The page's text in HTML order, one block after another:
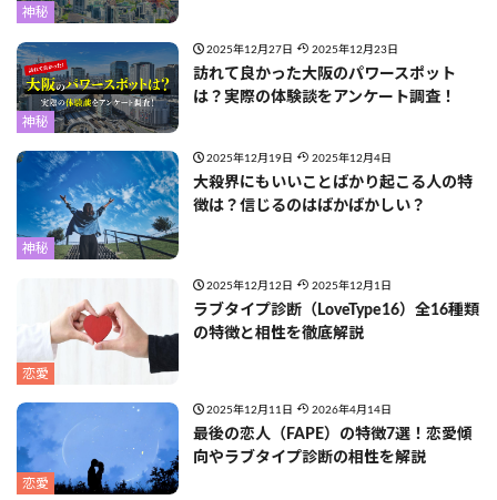
神秘
神秘
2025年12月27日 2025年12月23日
訪れて良かった大阪のパワースポット
は？実際の体験談をアンケート調査！
神秘
2025年12月19日 2025年12月4日
大殺界にもいいことばかり起こる人の特
徴は？信じるのはばかばかしい？
恋愛
2025年12月12日 2025年12月1日
ラブタイプ診断（LoveType16）全16種類
の特徴と相性を徹底解説
恋愛
2025年12月11日 2026年4月14日
最後の恋人（FAPE）の特徴7選！恋愛傾
向やラブタイプ診断の相性を解説